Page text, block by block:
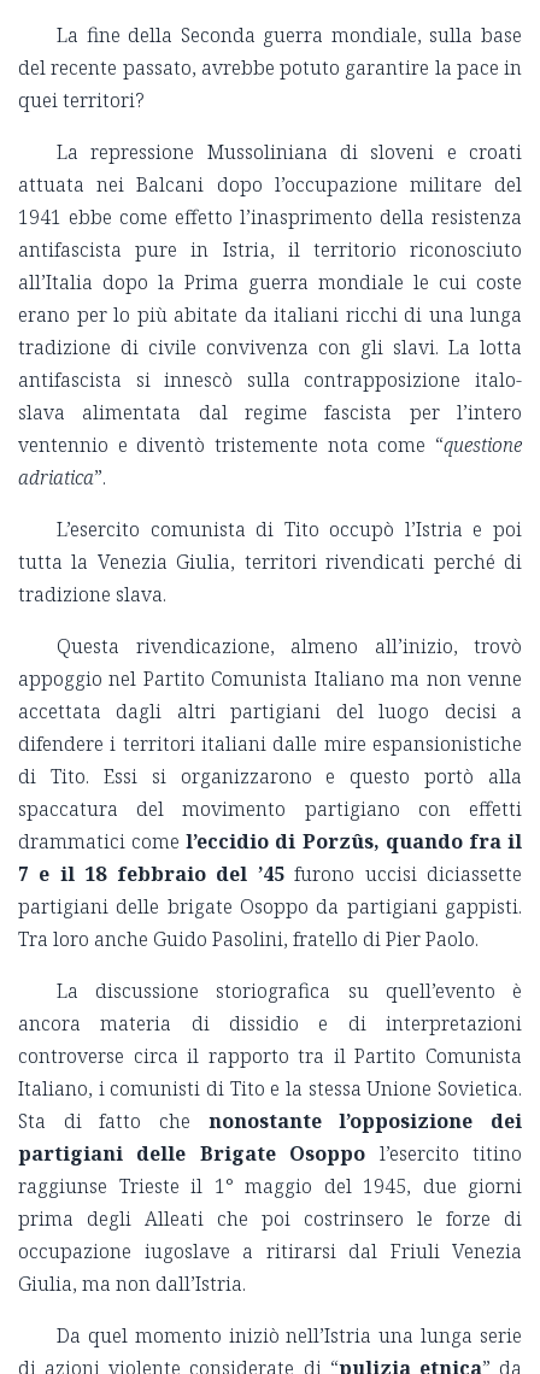
La fine della Seconda guerra mondiale, sulla base
del recente passato, avrebbe potuto garantire la pace in
quei territori?
La repressione Mussoliniana di sloveni e croati
attuata nei Balcani dopo l’occupazione militare del
1941 ebbe come effetto l’inasprimento della resistenza
antifascista pure in Istria, il territorio riconosciuto
all’Italia dopo la Prima guerra mondiale le cui coste
erano per lo più abitate da italiani ricchi di una lunga
tradizione di civile convivenza con gli slavi. La lotta
antifascista si innescò sulla contrapposizione italo-
slava alimentata dal regime fascista per l’intero
ventennio e diventò tristemente nota come “questione
adriatica”.
L’esercito comunista di Tito occupò l’Istria e poi
tutta la Venezia Giulia, territori rivendicati perché di
tradizione slava.
Questa rivendicazione, almeno all’inizio, trovò
appoggio nel Partito Comunista Italiano ma non venne
accettata dagli altri partigiani del luogo decisi a
difendere i territori italiani dalle mire espansionistiche
di Tito. Essi si organizzarono e questo portò alla
spaccatura del movimento partigiano con effetti
drammatici comel’eccidio di Porzûs, quando fra il
7 e il 18 febbraio del ’45furono uccisi diciassette
partigiani delle brigate Osoppo da partigiani gappisti.
Tra loro anche Guido Pasolini, fratello di Pier Paolo.
La discussione storiografica su quell’evento è
ancora materia di dissidio e di interpretazioni
controverse circa il rapporto tra il Partito Comunista
Italiano, i comunisti di Tito e la stessa Unione Sovietica.
Sta di fatto che nonostante l’opposizione dei
partigiani delle Brigate Osoppo l’esercito titino
raggiunse Trieste il 1° maggio del 1945, due giorni
prima degli Alleati che poi costrinsero le forze di
occupazione iugoslave a ritirarsi dal Friuli Venezia
Giulia, ma non dall’Istria.
Da quel momento iniziò nell’Istria una lunga serie
di azioni violente considerate di “pulizia etnica” da